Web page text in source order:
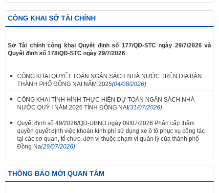
CÔNG KHAI SỞ TÀI CHÍNH
Sở Tài chính công khai Quyết định số 177/QĐ-STC ngày 29/7/2026 và
Quyết định số 178/QĐ-STC ngày 29/7/2026
CÔNG KHAI QUYẾT TOÁN NGÂN SÁCH NHÀ NƯỚC TRÊN ĐỊA BÀN
THÀNH PHỐ ĐỒNG NAI NĂM 2025(04/08/2026)
CÔNG KHAI TÌNH HÌNH THỰC HIỆN DỰ TOÁN NGÂN SÁCH NHÀ
NƯỚC QUÝ I NĂM 2026 TỈNH ĐỒNG NAI(31/07/2026)
Quyết định số 49/2026/QĐ-UBND ngày 09/07/2026 Phân cấp thẩm
quyền quyết định việc khoán kinh phí sử dụng xe ô tô phục vụ công tác
tại các cơ quan, tổ chức, đơn vị thuộc phạm vi quản lý của thành phố
Đồng Na(29/07/2026)
THÔNG BÁO MỜI QUAN TÂM